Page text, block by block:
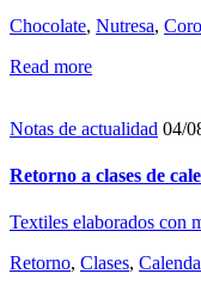
Chocolate, Nutresa,
Read more
Notas de actualidad 04/
Retorno a clases de
Textiles elaborados con
Retorno, Clases,